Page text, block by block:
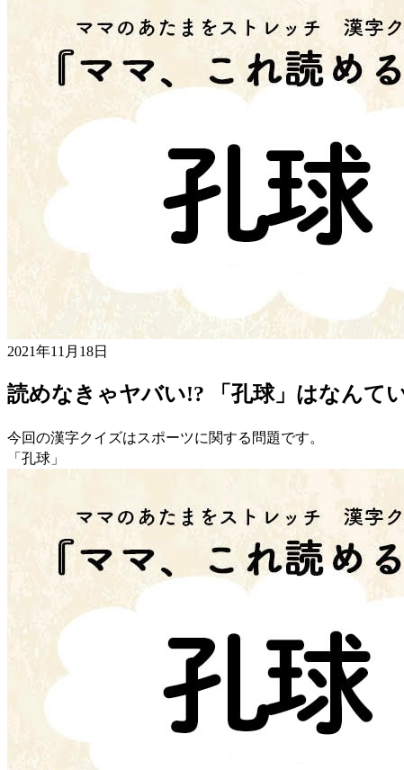
2021年11月18日
読めなきゃヤバい!? 「孔球」はなんて
今回の漢字クイズはスポーツに関する問題です。
「孔球」